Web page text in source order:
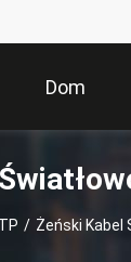
Dom
/ Żeński Kabel